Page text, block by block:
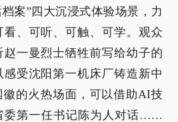
案”四大沉浸式体验场景，力
、可听、可触、可学。观众
一曼烈士牺牲前写给幼子的
受沈阳第一机床厂铸造新中
徽的火热场面，可以借助AI技
委第一任书记陈为人对话……